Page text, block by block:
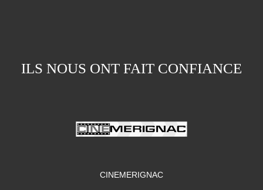
ILS NOUS ONT FAIT CONFIANCE
CINEMERIGNAC